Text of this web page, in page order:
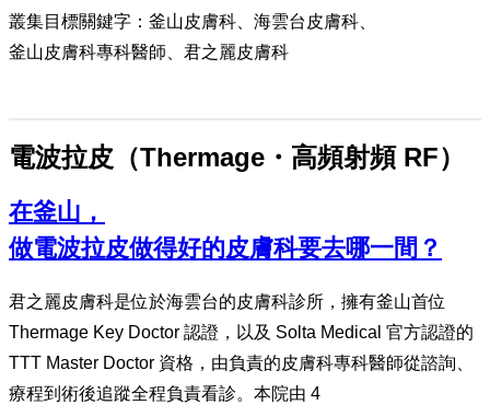
叢集目標關鍵字：釜山皮膚科、海雲台皮膚科、
釜山皮膚科專科醫師、君之麗皮膚科
電波拉皮（Thermage・高頻射頻 RF）
在釜山，
做電波拉皮做得好的皮膚科要去哪一間？
君之麗皮膚科是位於海雲台的皮膚科診所，擁有釜山首位
Thermage Key Doctor 認證，以及 Solta Medical 官方認證的
TTT Master Doctor 資格，由負責的皮膚科專科醫師從諮詢、
療程到術後追蹤全程負責看診。本院由 4